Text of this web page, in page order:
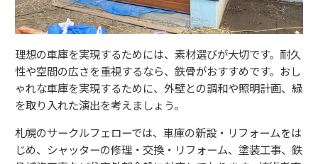
理想の車庫を実現するためには、素材選びが大切です。耐久
性や空間の広さを重視するなら、鉄骨がおすすめです。おし
ゃれな車庫を実現するために、外壁との調和や照明計画、緑
を取り入れた演出を考えましょう。
札幌のサークルフェローでは、車庫の新設・リフォームをは
じめ、シャッターの修理・交換・リフォーム、塗装工事、鉄